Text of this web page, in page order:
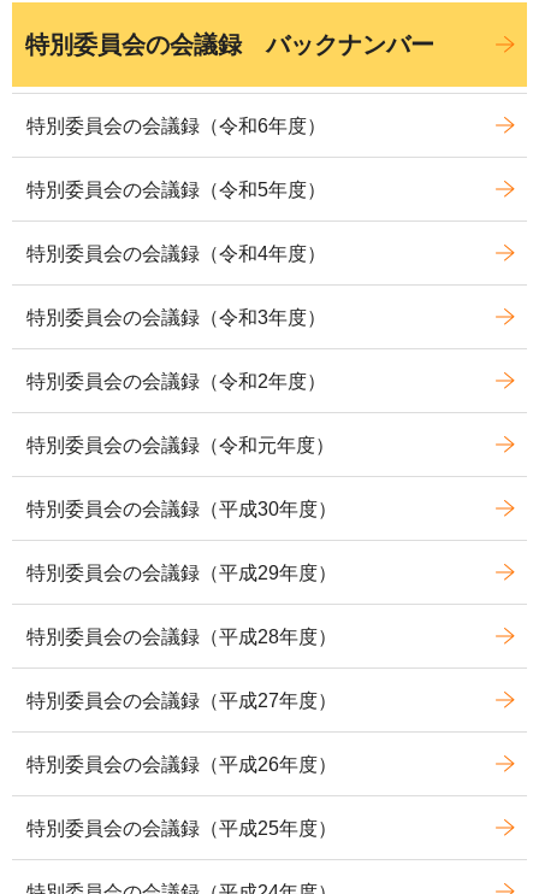
特別委員会の会議録 バックナンバー
特別委員会の会議録（令和6年度）
特別委員会の会議録（令和5年度）
特別委員会の会議録（令和4年度）
特別委員会の会議録（令和3年度）
特別委員会の会議録（令和2年度）
特別委員会の会議録（令和元年度）
特別委員会の会議録（平成30年度）
特別委員会の会議録（平成29年度）
特別委員会の会議録（平成28年度）
特別委員会の会議録（平成27年度）
特別委員会の会議録（平成26年度）
特別委員会の会議録（平成25年度）